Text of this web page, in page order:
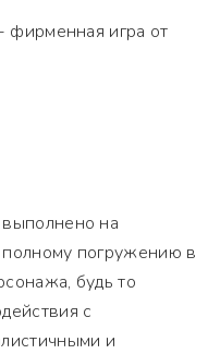
- фирменная игра от
на
погружению в
будь то
с
и